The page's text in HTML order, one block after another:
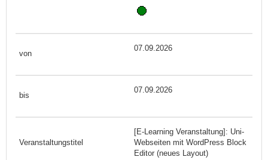
07.09.2026
07.09.2026
[E-Learning Veranstaltung]: Uni-
Webseiten mit WordPress Block
Editor (neues Layout)